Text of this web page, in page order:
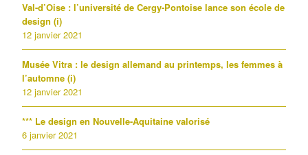
Val-d’Oise : l’université de Cergy-Pontoise lance son école de
design (i)
12 janvier 2021
Musée Vitra : le design allemand au printemps, les femmes à
l’automne (i)
12 janvier 2021
*** Le design en Nouvelle-Aquitaine valorisé
6 janvier 2021